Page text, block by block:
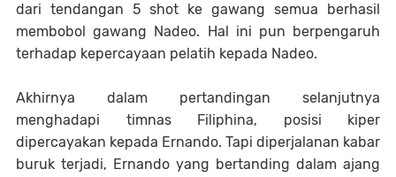
dari tendangan 5 shot ke gawang semua berhasil
membobol gawang Nadeo. Hal ini pun berpengaruh
terhadap kepercayaan pelatih kepada Nadeo.
Akhirnya dalam pertandingan selanjutnya
menghadapi timnas Filiphina, posisi kiper
dipercayakan kepada Ernando. Tapi diperjalanan kabar
buruk terjadi, Ernando yang bertanding dalam ajang